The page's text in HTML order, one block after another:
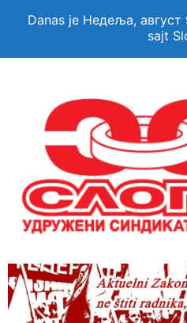
Danas je Недеља,
sajt